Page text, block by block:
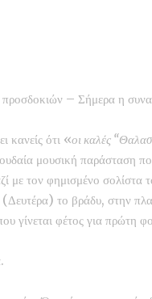
– Σήμερα η
κανείς ότι «οι καλές
μουσική παράσταση
με τον φημισμένο
το βράδυ, στην
γίνεται φέτος για πρώτη